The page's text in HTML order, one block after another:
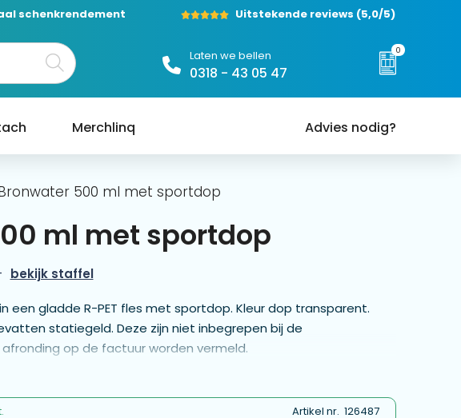
schenkrendement Uitstekende reviews (5,0/5)
Laten we bellen
0318 - 43 05 47
0
Merchlinq Advies nodig?
500 ml met sportdop
ml met sportdop
bekijk staffel
een gladde R-PET fles met sportdop. Kleur dop transparent.
statiegeld. Deze zijn niet inbegrepen bij de
op de factuur worden vermeld.
Artikel nr. 126487